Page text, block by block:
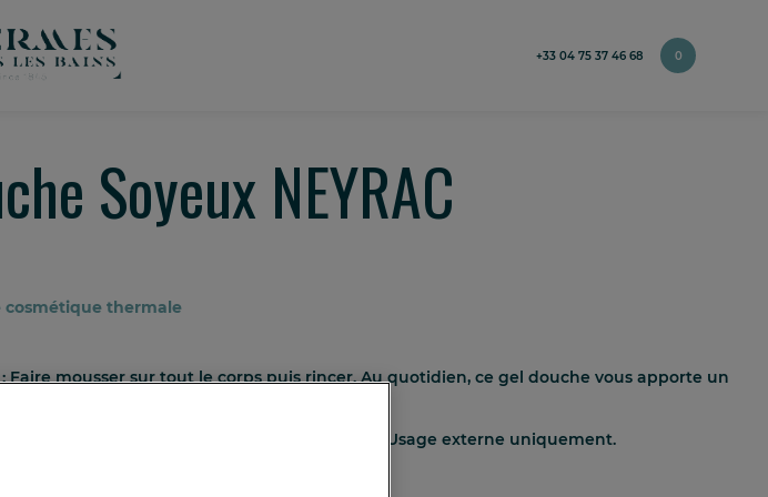
+33 04 75 37 46 68 0
Soyeux NEYRAC
cosmétique thermale
:Faire mousser sur tout le corps puis rincer. Au quotidien, ce gel douche vous apporte un
Usage externe uniquement.
200 ml